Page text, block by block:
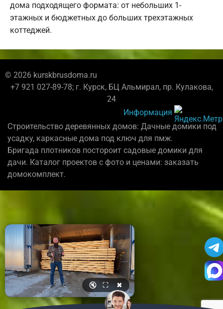
дома подходящего формата: от небольших 1-
этажных и бюджетных до больших трехэтажных
коттеджей.
© 2026 kurskbrusdoma.ru
+7 921 027-89-78; г. Курск, БЦ Альмирал, пр. Кулакова,
24
Информация
Строительство деревянных домов: Дачные домики под
усадку, каркасные дома под ключ для пмж.
Бригада плотников постороит садовые домики для
дачи. Каталог проектов с фото и ценами: заказать
домокомплект.
🔇 ⛶ ✖